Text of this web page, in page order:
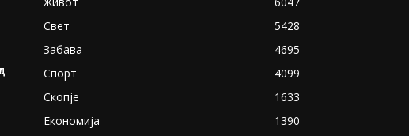
Македонија
8188
Живот
6047
Свет
5428
Забава
4695
Спорт
4099